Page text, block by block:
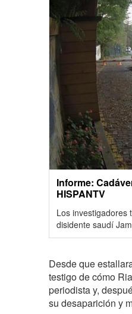
Informe:
HISPANTV
Los investigadores
disidente saudí
Desde que
testigo de cómo
periodista y,
su desaparición y